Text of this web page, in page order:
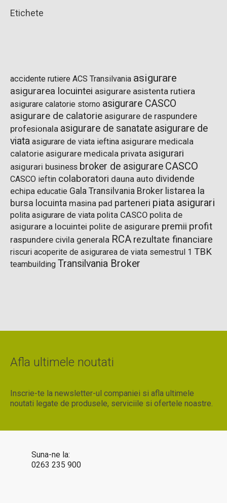
Etichete
accidente rutiere ACS Transilvania asigurare
asigurarea locuintei asigurare asistenta rutiera
asigurare calatorie storno asigurare CASCO
asigurare de calatorie asigurare de raspundere
profesionala asigurare de sanatate asigurare de
viata asigurare de viata ieftina asigurare medicala
calatorie asigurare medicala privata asigurari
asigurari business broker de asigurare CASCO
CASCO ieftin colaboratori dauna auto dividende
echipa educatie Gala Transilvania Broker listarea la
bursa locuinta masina pad parteneri piata asigurari
polita asigurare de viata polita CASCO polita de
asigurare a locuintei polite de asigurare premii profit
raspundere civila generala RCA rezultate financiare
riscuri acoperite de asigurarea de viata semestrul 1 TBK
teambuilding Transilvania Broker
Afla ultimele noutati
Inscrie-te la newsletter-ul companiei si afla ultimele
noutati legate de produsele, serviciile si ofertele noastre.
Suna-ne la:
0263 235 900